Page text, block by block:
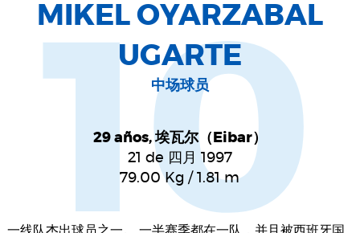
MIKEL OYARZABAL
UGARTE
中场球员
29 años, 埃瓦尔（Eibar）
21 de 四月 1997
79.00Kg / 1.81m
一线队杰出球员之一。 一半赛季都在一队，并且被西班牙国
10